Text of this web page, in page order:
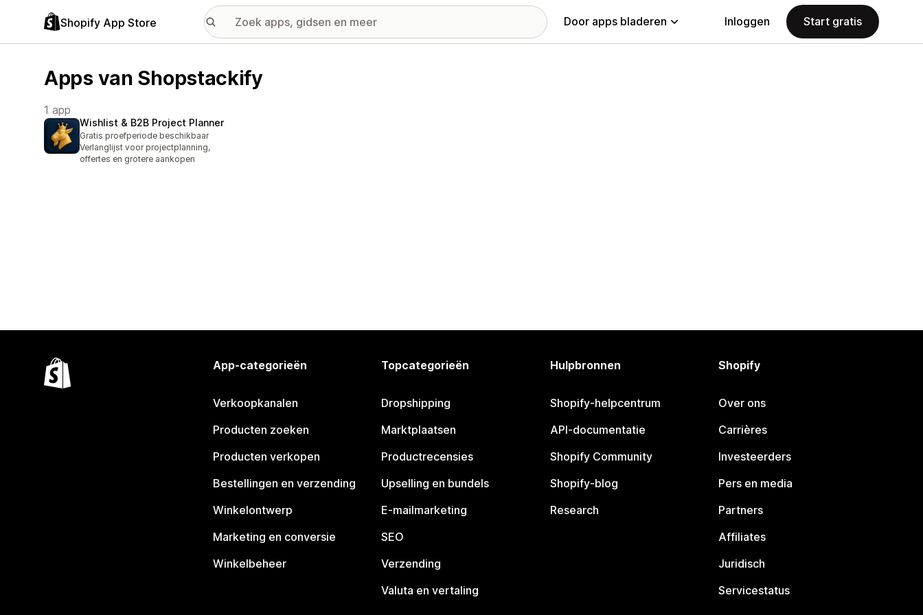
Shopify App Store Door apps bladeren Inloggen Start gratis
Apps van Shopstackify
1 app
Wishlist & B2B Project Planner
Gratis proefperiode beschikbaar
Verlanglijst voor projectplanning,
offertes en grotere aankopen
App-categorieën
Verkoopkanalen
Producten zoeken
Producten verkopen
Bestellingen en verzending
Winkelontwerp
Marketing en conversie
Winkelbeheer
Topcategorieën
Dropshipping
Marktplaatsen
Productrecensies
Upselling en bundels
E-mailmarketing
SEO
Verzending
Valuta en vertaling
Hulpbronnen
Shopify-helpcentrum
API-documentatie
Shopify Community
Shopify-blog
Research
Shopify
Over ons
Carrières
Investeerders
Pers en media
Partners
Affiliates
Juridisch
Servicestatus